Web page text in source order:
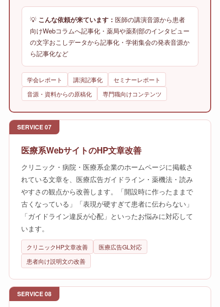
💡 こんな依頼が来ています： 医師の講演音源から患者
向けWebコラムへ記事化・薬局や薬剤部のインタビュー
の文字おこしデータから記事化・学術集会の発表音源か
ら記事化など
学会レポート 講演記事化
セミナーレポート
音源・資料からの原稿化
専門職向けコンテンツ
SERVICE 07
医療系WebサイトのHP文章改善
クリニック・病院・医療系企業のホームページに掲載さ
れている文章を、医療広告ガイドライン・薬機法・読み
やすさの観点から改善します。「開設時に作ったままで
古くなっている」「表現が硬すぎて患者に伝わらない」
「ガイドライン違反が心配」といったお悩みに対応して
います。
クリニックHP文章改善
医療広告GL対応
患者向け説明文の改善
SERVICE 08